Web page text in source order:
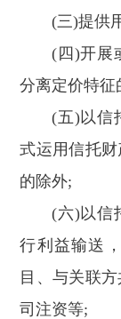
(三)提供
(四)开展
分离定价特征
(五)以信
式运用信托
的除外;
(六)以信
行利益输送
目、与关联
司注资等;